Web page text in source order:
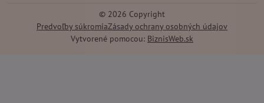
© 2026 Copyright
Predvoľby súkromiaZásady ochrany osobných údajov
Vytvorené pomocou: BiznisWeb.sk